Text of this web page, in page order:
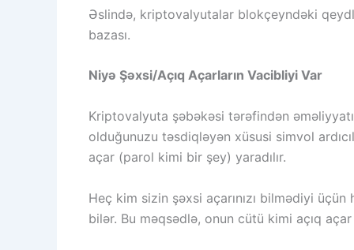
Əslində, kriptovalyutalar blokçeyndəki
bazası.
Niyə Şəxsi/Açıq Açarların Vacibliyi Var
Kriptovalyuta şəbəkəsi tərəfindən
olduğunuzu təsdiqləyən xüsusi simvol
açar (parol kimi bir şey) yaradılır.
Heç kim sizin şəxsi açarınızı bilmədiyi
bilər. Bu məqsədlə, onun cütü kimi açıq açar